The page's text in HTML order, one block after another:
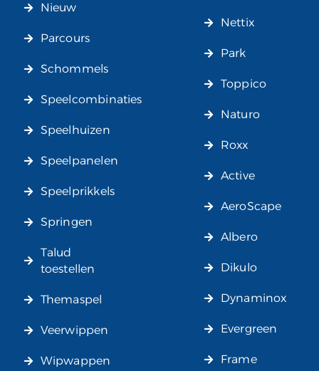
Nieuw
Parcours
Schommels
Speelcombinaties
Speelhuizen
Speelpanelen
Speelprikkels
Springen
Talud
toestellen
Themaspel
Veerwippen
Wipwappen
Nettix
Park
Toppico
Naturo
Roxx
Active
AeroScape
Albero
Dikulo
Dynaminox
Evergreen
Frame